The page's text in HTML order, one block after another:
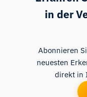
in der
Abonnieren
neuesten
direkt in